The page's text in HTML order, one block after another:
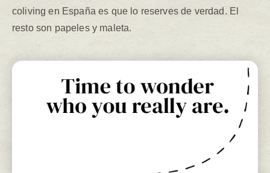
coliving en España es que lo reserves de verdad. El
resto son papeles y maleta.